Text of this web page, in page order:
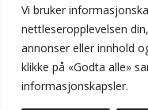
Vi bruker
nettleseropplevelsen
annonser eller innhold
klikke på «Godta alle»
informasjonskapsler.